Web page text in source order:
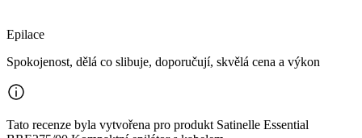
Epilace
Spokojenost, dělá co slibuje, doporučují, skvělá cena a výkon
Tato recenze byla vytvořena pro produkt Satinelle Essential